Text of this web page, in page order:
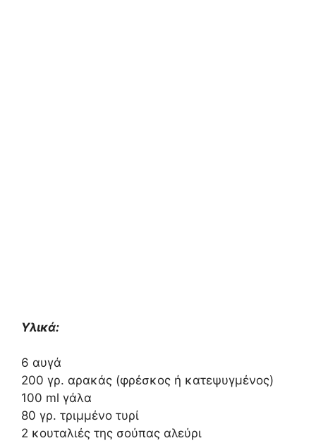
Υλικά:
6 αυγά
200 γρ. αρακάς (φρέσκος ή κατεψυγμένος)
100 ml γάλα
80 γρ. τριμμένο τυρί
2 κουταλιές της σούπας αλεύρι